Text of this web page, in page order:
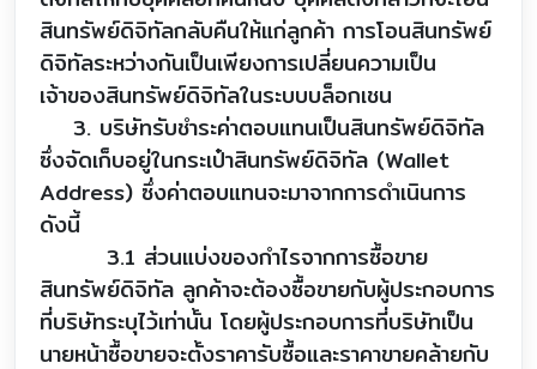
สินทรัพย์ดิจิทัลกลับคืนให้แก่ลูกค้า การโอนสินทรัพย์
ดิจิทัลระหว่างกันเป็นเพียงการเปลี่ยนความเป็น
เจ้าของสินทรัพย์ดิจิทัลในระบบบล็อกเชน
3. บริษัทรับชำระค่าตอบแทนเป็นสินทรัพย์ดิจิทัล
ซึ่งจัดเก็บอยู่ในกระเป๋าสินทรัพย์ดิจิทัล (Wallet
Address) ซึ่งค่าตอบแทนจะมาจากการดำเนินการ
ดังนี้
3.1 ส่วนแบ่งของกำไรจากการซื้อขาย
สินทรัพย์ดิจิทัล ลูกค้าจะต้องซื้อขายกับผู้ประกอบการ
ที่บริษัทระบุไว้เท่านั้น โดยผู้ประกอบการที่บริษัทเป็น
นายหน้าซื้อขายจะตั้งราคารับซื้อและราคาขายคล้ายกับ